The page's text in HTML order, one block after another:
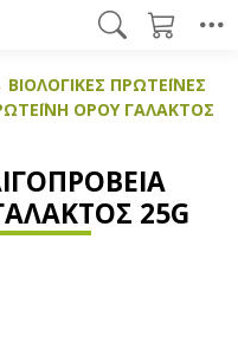
ΒΙΟΛΟΓΙΚΈΣ ΠΡΩΤΕΪ́ΝΕΣ
ΟΡΟΎ ΓΆΛΑΚΤΟΣ
25G